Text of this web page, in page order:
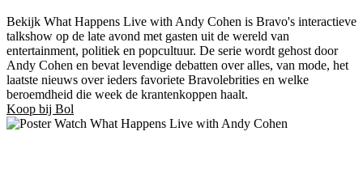
Bekijk What Happens Live with Andy Cohen is Bravo's interactieve
talkshow op de late avond met gasten uit de wereld van
entertainment, politiek en popcultuur. De serie wordt gehost door
Andy Cohen en bevat levendige debatten over alles, van mode, het
laatste nieuws over ieders favoriete Bravolebrities en welke
beroemdheid die week de krantenkoppen haalt.
Koop bij Bol